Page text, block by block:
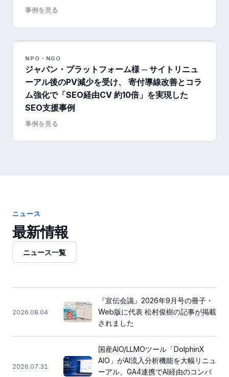
事例を見る
NPO・NGO
ジャパン・プラットフォーム様 ─ サイトリニュ
ーアル後のPV減少を受け、 寄付導線改善とコラ
ム強化で「SEO経由CV 約10倍」を実現した
SEO支援事例
事例を見る
ニュース
最新情報
ニュース一覧
2026.08.04
『宣伝会議』2026年9月号の冊子・
Web版に代表 松村俊樹の記事が掲載
されました
2026.07.31
国産AIO/LLMOツール「DolphinX
AIO」がAI流入分析機能を大幅リニュ
ーアル、GA4連携でAI経由のコンバ